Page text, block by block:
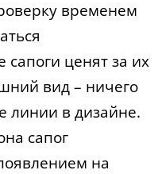
временем
ценят за их
вид – ничего
линии в дизайне.
сапог
на